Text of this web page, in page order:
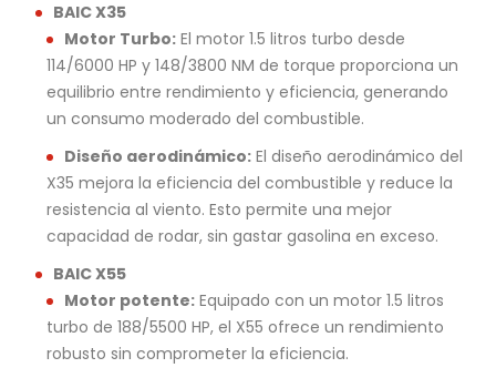
BAIC X35
Motor Turbo: El motor 1.5 litros turbo desde
114/6000 HP y 148/3800 NM de torque proporciona un
equilibrio entre rendimiento y eficiencia, generando
un consumo moderado del combustible.
Diseño aerodinámico: El diseño aerodinámico del
X35 mejora la eficiencia del combustible y reduce la
resistencia al viento. Esto permite una mejor
capacidad de rodar, sin gastar gasolina en exceso.
BAIC X55
Motor potente: Equipado con un motor 1.5 litros
turbo de 188/5500 HP, el X55 ofrece un rendimiento
robusto sin comprometer la eficiencia.